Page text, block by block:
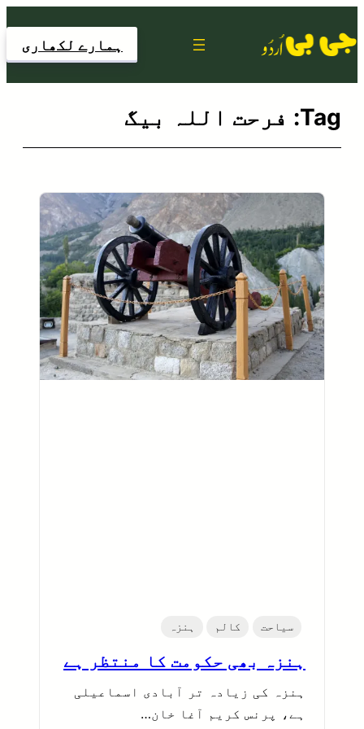
to
ہمارے لکھاری
Tag: فرحت اللہ بیگ
سیاحت کالم ہنزہ
ہنزہ بھی حکومت کا منتظر ہے
ہنزہ کی زیادہ تر آبادی اسماعیلی
ہے، پرنس کریم آغا خان…